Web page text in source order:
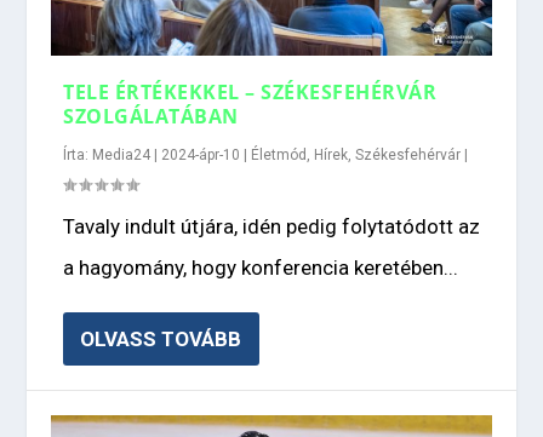
TELE ÉRTÉKEKKEL – SZÉKESFEHÉRVÁR
SZOLGÁLATÁBAN
Írta: Media24 | 2024-ápr-10 | Életmód Hírek ,Székesfehérvár |
Tavaly indult útjára, idén pedig folytatódott az
a hagyomány, hogy konferencia keretében...
OLVASS TOVÁBB